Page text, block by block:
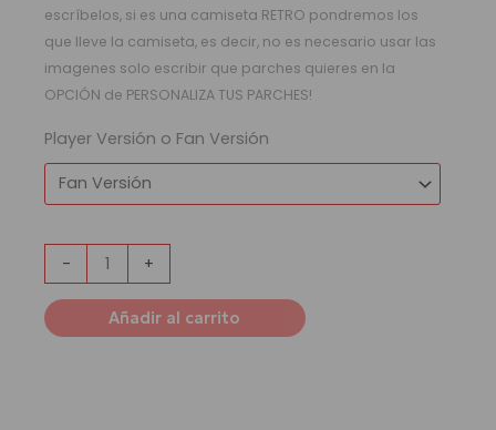
escríbelos, si es una camiseta RETRO pondremos los
que lleve la camiseta, es decir, no es necesario usar las
imagenes solo escribir que parches quieres en la
OPCIÓN de PERSONALIZA TUS PARCHES!
Player Versión o Fan Versión
- +
Añadir al carrito